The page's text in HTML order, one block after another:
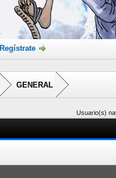
Regístrate
GENERAL
Usuario(s)